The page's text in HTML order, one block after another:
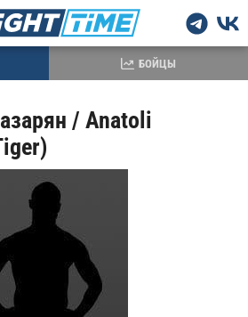
/ Anatoli
БОЙЦЫ